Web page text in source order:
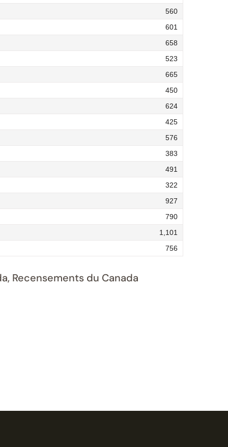
560
601
658
523
665
450
624
425
576
383
491
322
927
790
1,101
756
Recensements du Canada